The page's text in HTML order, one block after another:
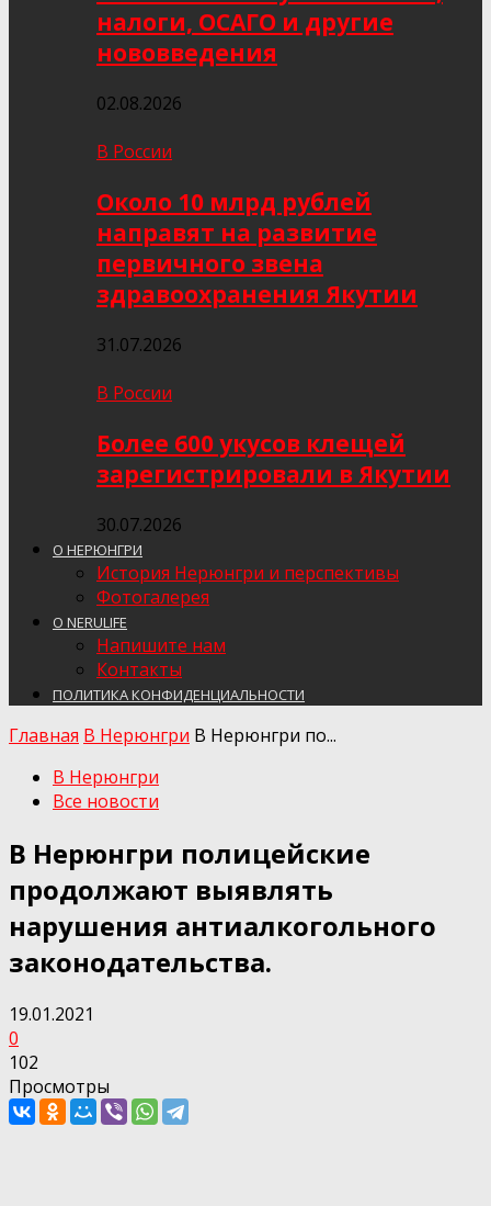
налоги, ОСАГО и другие
нововведения
02.08.2026
В России
Около 10 млрд рублей
направят на развитие
первичного звена
здравоохранения Якутии
31.07.2026
В России
Более 600 укусов клещей
зарегистрировали в Якутии
30.07.2026
О НЕРЮНГРИ
История Нерюнгри и перспективы
Фотогалерея
О NERULIFE
Напишите нам
Контакты
ПОЛИТИКА КОНФИДЕНЦИАЛЬНОСТИ
Главная В Нерюнгри В Нерюнгри по...
В Нерюнгри
Все новости
В Нерюнгри полицейские
продолжают выявлять
нарушения антиалкогольного
законодательства.
19.01.2021
0
102
Просмотры